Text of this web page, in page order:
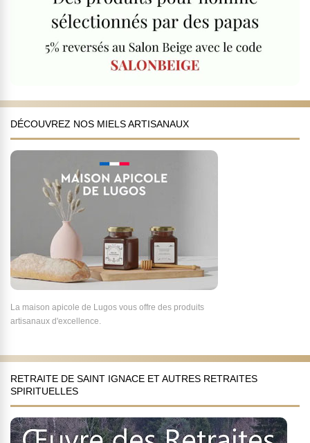
DÉCOUVREZ NOS MIELS ARTISANAUX
La maison apicole de Lugos vous offre des produits
artisanaux d'excellence.
RETRAITE DE SAINT IGNACE ET AUTRES RETRAITES
SPIRITUELLES